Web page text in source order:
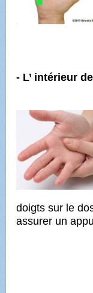
- L’ intérieur
doigts sur le
assurer un